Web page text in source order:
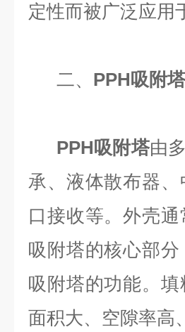
定性而被广泛应用
二、 PPH吸附塔
PPH吸附塔由
承、液体散布器
口接收等。外壳
吸附塔的核心部
吸附塔的功能。
面积大、空隙率高